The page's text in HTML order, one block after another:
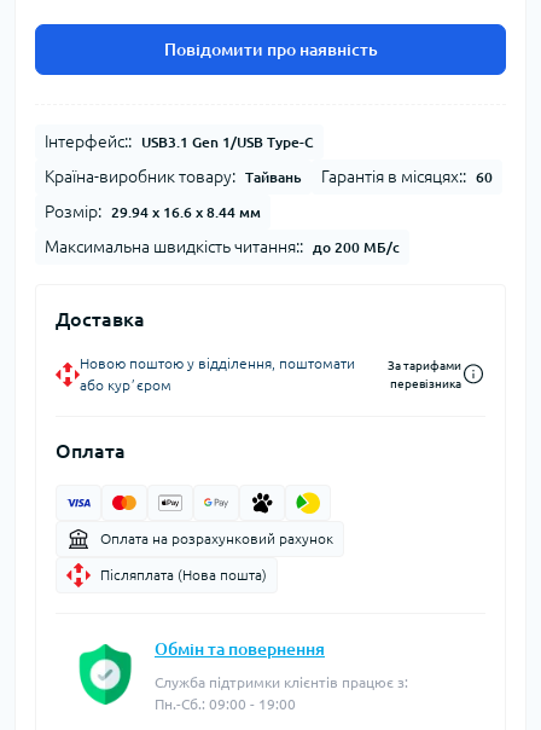
Повідомити про наявність
Інтерфейс:: USB3.1 Gen 1/USB Type-C
Країна-виробник товару: Тайвань Гарантія в місяцях:: 60
Розмір: 29.94 x 16.6 x 8.44 мм
Максимальна швидкість читання:: до 200 МБ/с
Доставка
Новою поштою у відділення, поштомати
або курʼєром
За тарифами
перевізника
Оплата
Оплата на розрахунковий рахунок
Післяплата (Нова пошта)
Обмін та повернення
Служба підтримки клієнтів працює з:
Пн.-Сб.: 09:00 - 19:00